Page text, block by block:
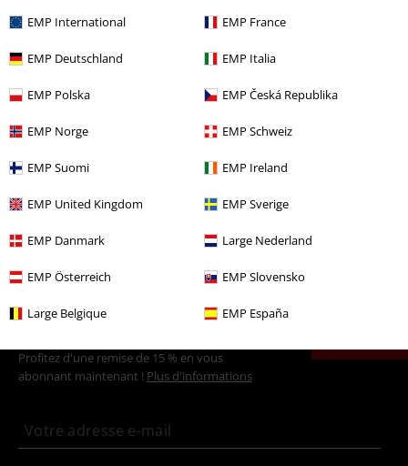
EMP International EMP France
EMP Deutschland EMP Italia
EMP Polska EMP Česká Republika
EMP Norge EMP Schweiz
EMP Suomi EMP Ireland
EMP United Kingdom EMP Sverige
EMP Danmark Large Nederland
EMP Österreich EMP Slovensko
Large Belgique EMP España
Plus de catégories. Plus d'options.
Vêtements & accessoires T-shirts
Nouveautés T Shirts & Tops T-shirts
Promos % Films & TV
Femme Vêtements T-Shirts & Tops T-Shirts
Divertissement
Profitez d'une remise de 15 % en vous
abonnant maintenant ! Plus d'informations